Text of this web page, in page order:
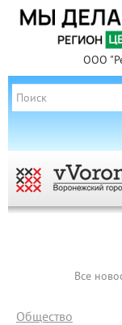
ООО
Все
Общество